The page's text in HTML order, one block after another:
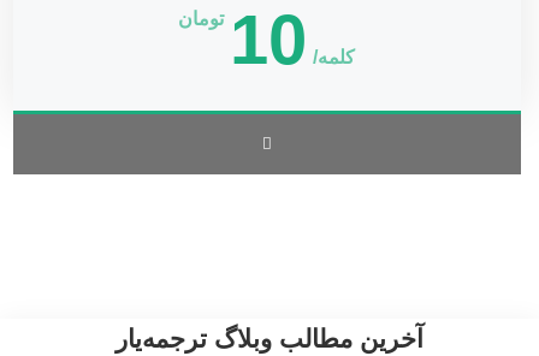
کلمه/ 10 تومان
آخرین مطالب وبلاگ ترجمه‌یار